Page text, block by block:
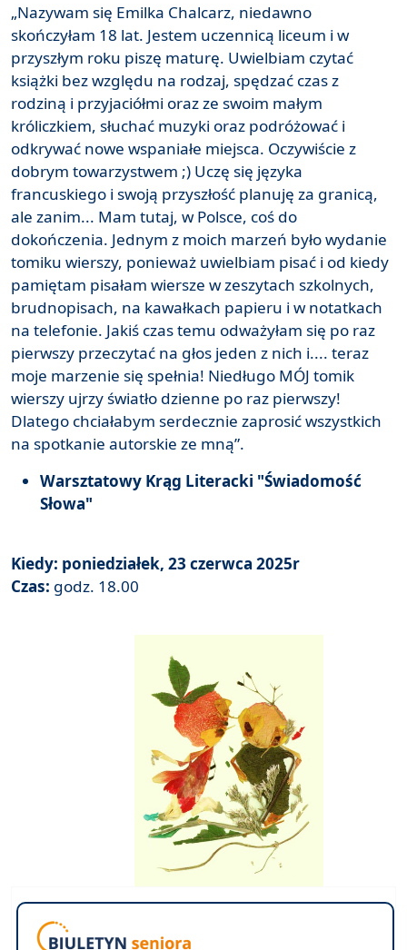
„Nazywam się Emilka Chalcarz, niedawno
skończyłam 18 lat. Jestem uczennicą liceum i w
przyszłym roku piszę maturę. Uwielbiam czytać
książki bez względu na rodzaj, spędzać czas z
rodziną i przyjaciółmi oraz ze swoim małym
króliczkiem, słuchać muzyki oraz podróżować i
odkrywać nowe wspaniałe miejsca. Oczywiście z
dobrym towarzystwem ;) Uczę się języka
francuskiego i swoją przyszłość planuję za granicą,
ale zanim... Mam tutaj, w Polsce, coś do
dokończenia. Jednym z moich marzeń było wydanie
tomiku wierszy, ponieważ uwielbiam pisać i od kiedy
pamiętam pisałam wiersze w zeszytach szkolnych,
brudnopisach, na kawałkach papieru i w notatkach
na telefonie. Jakiś czas temu odważyłam się po raz
pierwszy przeczytać na głos jeden z nich i.... teraz
moje marzenie się spełnia! Niedługo MÓJ tomik
wierszy ujrzy światło dzienne po raz pierwszy!
Dlatego chciałabym serdecznie zaprosić wszystkich
na spotkanie autorskie ze mną”.
Warsztatowy Krąg Literacki "Świadomość
Słowa"
Kiedy: poniedziałek, 23 czerwca 2025r
Czas: godz. 18.00